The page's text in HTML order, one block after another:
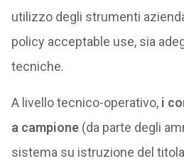
utilizzo degli strumenti
policy acceptable use, sia
tecniche.
A livello tecnico-operativo, i
a campione(da parte degli
sistema su istruzione del